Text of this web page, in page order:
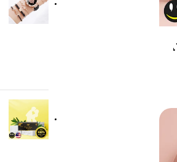
كلين – بلانك هانتمنت 100،
|